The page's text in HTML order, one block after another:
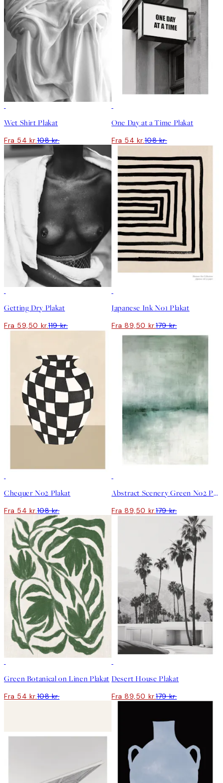
Wet Shirt Plakat
Fra 54 kr.108 kr.
One Day at a Time Plakat
Fra 54 kr.108 kr.
Getting Dry Plakat
Fra 59,50 kr.119 kr.
Japanese Ink No1 Plakat
Fra 89,50 kr.179 kr.
Chequer No2 Plakat
Fra 54 kr.108 kr.
Abstract Scenery Green No2 Plakat
Fra 89,50 kr.179 kr.
Green Botanical on Linen Plakat
Fra 54 kr.108 kr.
Desert House Plakat
Fra 89,50 kr.179 kr.